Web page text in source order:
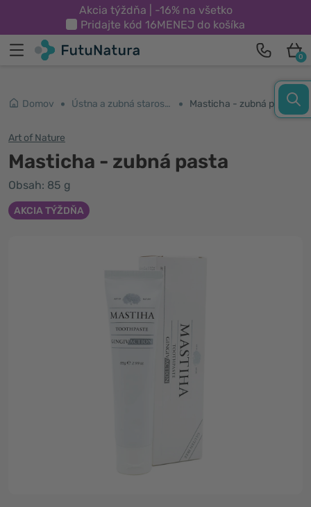
Akcia týždňa | -16% na všetko
Pridajte kód 16MENEJ do košíka
0
Domov Ústna a zubná starostlivosť Masticha - zubná pasta
Art of Nature
Masticha - zubná pasta
Obsah: 85 g
AKCIA TÝŽDŇA